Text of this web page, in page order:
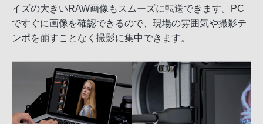
イズの大きいRAW画像もスムーズに転送できます。PC
ですぐに画像を確認できるので、現場の雰囲気や撮影テ
ンポを崩すことなく撮影に集中できます。